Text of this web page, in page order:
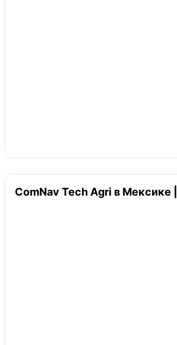
ComNav Tech Agri в Мексике